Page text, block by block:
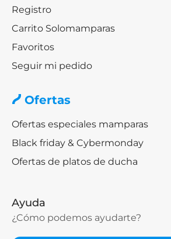
Registro
Carrito Solomamparas
Favoritos
Seguir mi pedido
Ofertas
Ofertas especiales mamparas
Black friday & Cybermonday
Ofertas de platos de ducha
Ayuda
¿Cómo podemos ayudarte?